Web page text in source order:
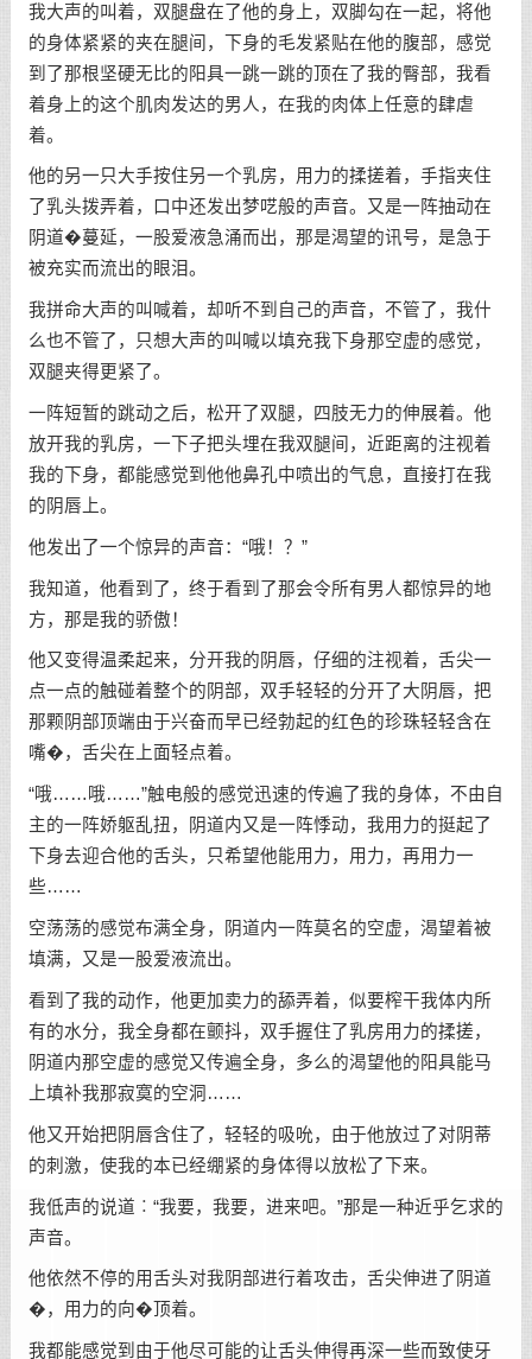
我大声的叫着，双腿盘在了他的身上，双脚勾在一起，将他
的身体紧紧的夹在腿间，下身的毛发紧贴在他的腹部，感觉
到了那根坚硬无比的阳具一跳一跳的顶在了我的臀部，我看
着身上的这个肌肉发达的男人，在我的肉体上任意的肆虐
着。
他的另一只大手按住另一个乳房，用力的揉搓着，手指夹住
了乳头拨弄着，口中还发出梦呓般的声音。又是一阵抽动在
阴道�蔓延，一股爱液急涌而出，那是渴望的讯号，是急于
被充实而流出的眼泪。
我拼命大声的叫喊着，却听不到自己的声音，不管了，我什
么也不管了，只想大声的叫喊以填充我下身那空虚的感觉，
双腿夹得更紧了。
一阵短暂的跳动之后，松开了双腿，四肢无力的伸展着。他
放开我的乳房，一下子把头埋在我双腿间，近距离的注视着
我的下身，都能感觉到他他鼻孔中喷出的气息，直接打在我
的阴唇上。
他发出了一个惊异的声音：“哦！？”
我知道，他看到了，终于看到了那会令所有男人都惊异的地
方，那是我的骄傲！
他又变得温柔起来，分开我的阴唇，仔细的注视着，舌尖一
点一点的触碰着整个的阴部，双手轻轻的分开了大阴唇，把
那颗阴部顶端由于兴奋而早已经勃起的红色的珍珠轻轻含在
嘴�，舌尖在上面轻点着。
“哦……哦……”触电般的感觉迅速的传遍了我的身体，不由自
主的一阵娇躯乱扭，阴道内又是一阵悸动，我用力的挺起了
下身去迎合他的舌头，只希望他能用力，用力，再用力一
些……
空荡荡的感觉布满全身，阴道内一阵莫名的空虚，渴望着被
填满，又是一股爱液流出。
看到了我的动作，他更加卖力的舔弄着，似要榨干我体内所
有的水分，我全身都在颤抖，双手握住了乳房用力的揉搓，
阴道内那空虚的感觉又传遍全身，多么的渴望他的阳具能马
上填补我那寂寞的空洞……
他又开始把阴唇含住了，轻轻的吸吮，由于他放过了对阴蒂
的刺激，使我的本已经绷紧的身体得以放松了下来。
我低声的说道︰“我要，我要，进来吧。”那是一种近乎乞求的
声音。
他依然不停的用舌头对我阴部进行着攻击，舌尖伸进了阴道
�，用力的向�顶着。
我都能感觉到由于他尽可能的让舌头伸得再深一些而致使牙